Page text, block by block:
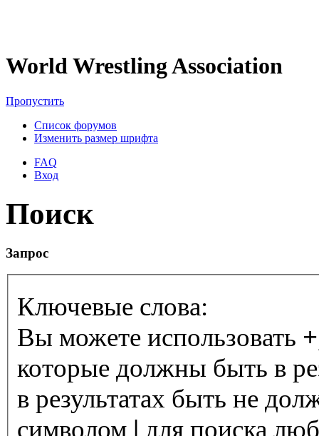
World Wrestling Association
Пропустить
Список форумов
Изменить размер шрифта
FAQ
Вход
Поиск
Запрос
Ключевые слова:
Вы можете использовать +
которые должны быть в
в результатах быть не
символом | для поиска